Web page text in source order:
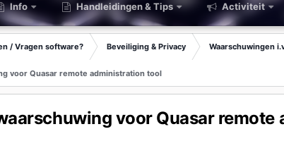
Info Handleidingen & Tips Activiteit
/ Vragen software? Beveiliging & Privacy Waarschuwingen
voor Quasar remote administration tool
voor Quasar